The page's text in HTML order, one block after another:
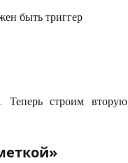
быть триггер
Теперь строим вторую